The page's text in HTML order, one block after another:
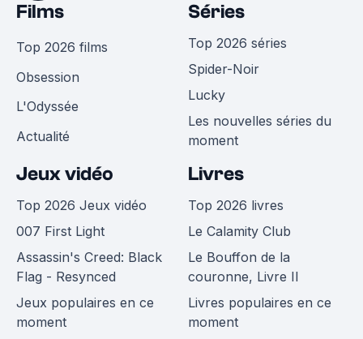
Films
Top 2026 films
Obsession
L'Odyssée
Actualité
Séries
Top 2026 séries
Spider-Noir
Lucky
Les nouvelles séries du
moment
Jeux vidéo
Top 2026 Jeux vidéo
007 First Light
Assassin's Creed: Black
Flag - Resynced
Jeux populaires en ce
moment
Livres
Top 2026 livres
Le Calamity Club
Le Bouffon de la
couronne, Livre II
Livres populaires en ce
moment